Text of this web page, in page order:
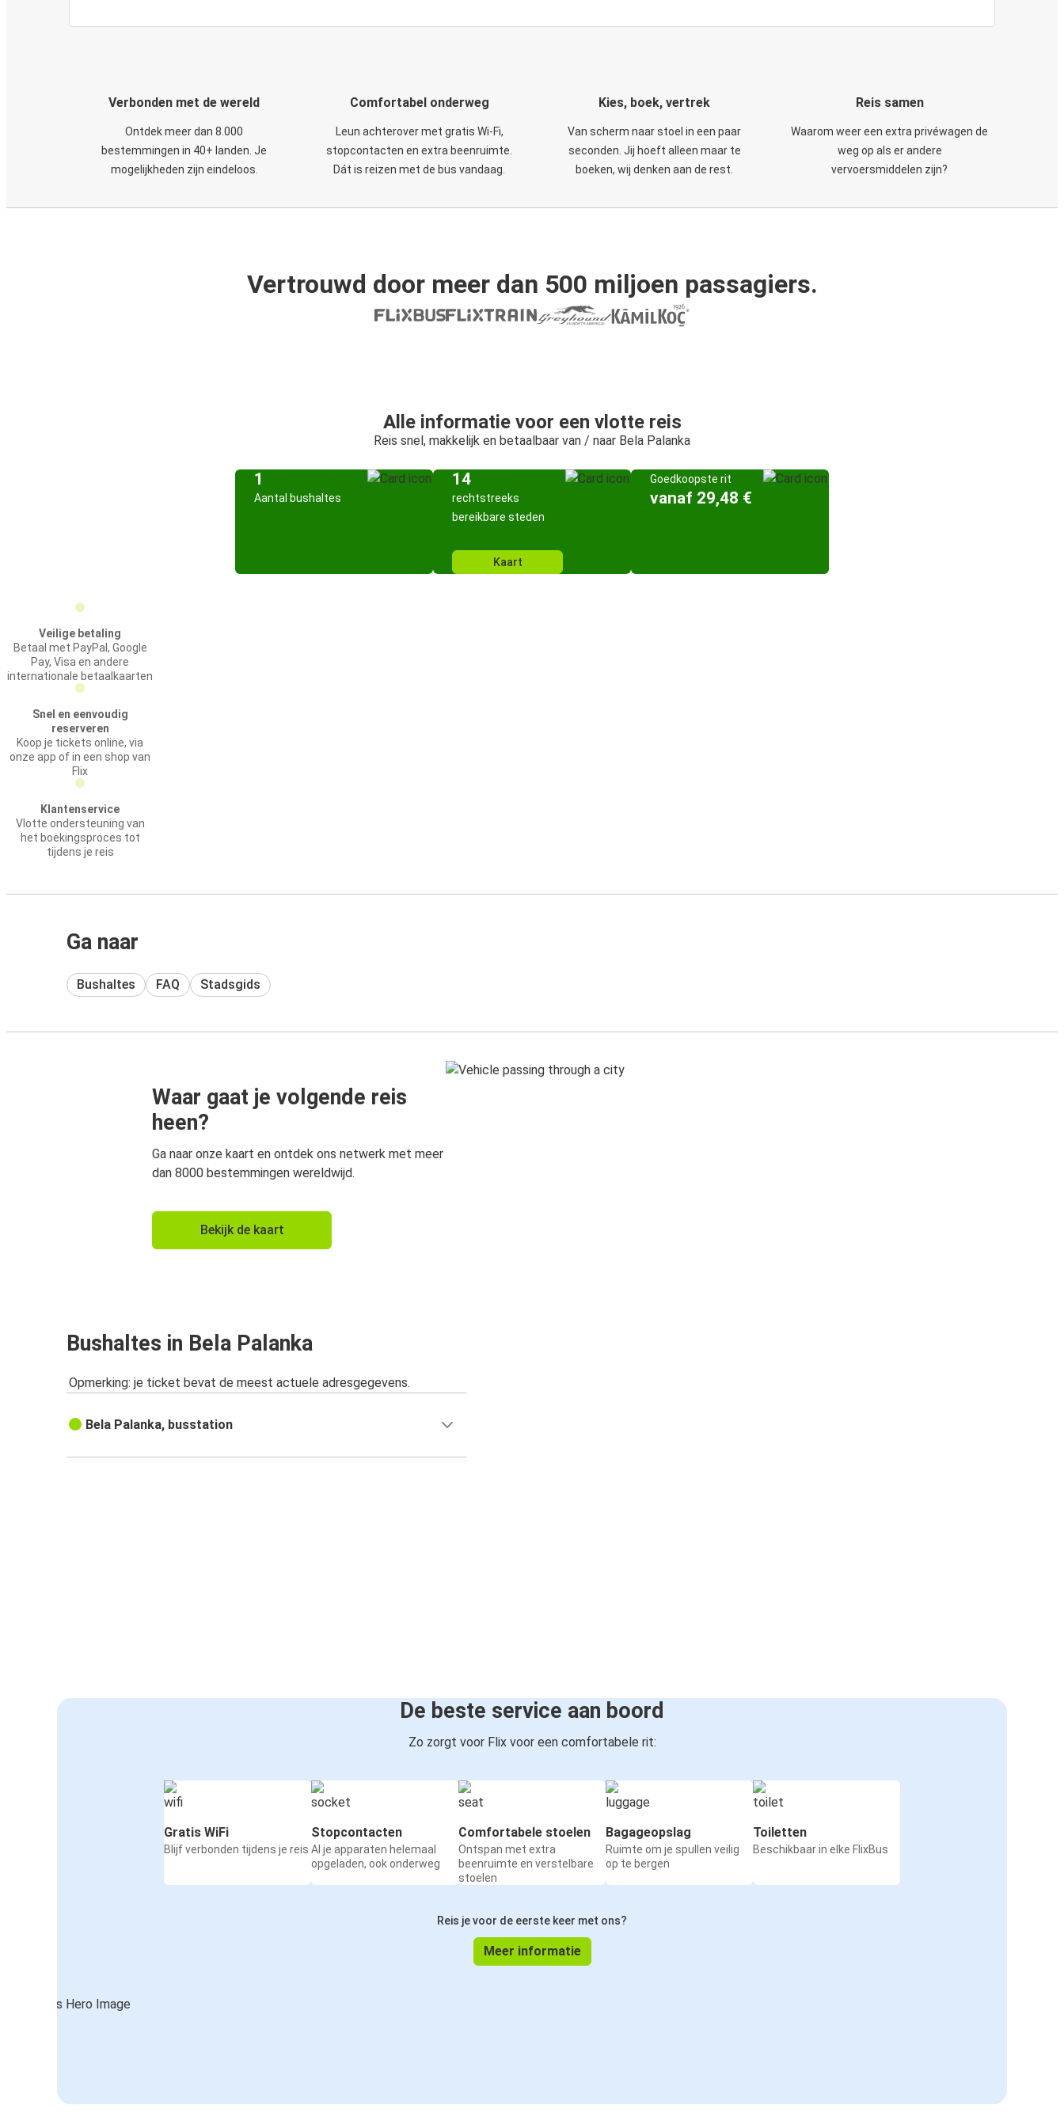
Verbonden met de wereld
Ontdek meer dan 8.000
bestemmingen in 40+ landen. Je
mogelijkheden zijn eindeloos.
Comfortabel onderweg
Leun achterover met gratis Wi-Fi,
stopcontacten en extra beenruimte.
Dát is reizen met de bus vandaag.
Kies, boek, vertrek
Van scherm naar stoel in een paar
seconden. Jij hoeft alleen maar te
boeken, wij denken aan de rest.
Reis samen
Waarom weer een extra privéwagen de
weg op als er andere
vervoersmiddelen zijn?
Vertrouwd door meer dan 500 miljoen passagiers.
Alle informatie voor een vlotte reis
Reis snel, makkelijk en betaalbaar van / naar Bela Palanka
1
Aantal bushaltes
14
rechtstreeks
bereikbare steden
Kaart
Goedkoopste rit
vanaf 29,48 €
Veilige betaling
Betaal met PayPal, Google
Pay, Visa en andere
internationale betaalkaarten
Snel en eenvoudig
reserveren
Koop je tickets online, via
onze app of in een shop van
Flix
Klantenservice
Vlotte ondersteuning van
het boekingsproces tot
tijdens je reis
Ga naar
Bushaltes FAQ Stadsgids
Waar gaat je volgende reis
heen?
Ga naar onze kaart en ontdek ons netwerk met meer
dan 8000 bestemmingen wereldwijd.
Bekijk de kaart
Bushaltes in Bela Palanka
Opmerking: je ticket bevat de meest actuele adresgegevens.
Bela Palanka, busstation
De beste service aan boord
Zo zorgt voor Flix voor een comfortabele rit:
Gratis WiFi
Blijf verbonden tijdens je reis
Stopcontacten
Al je apparaten helemaal
opgeladen, ook onderweg
Comfortabele stoelen
Ontspan met extra
beenruimte en verstelbare
stoelen
Bagageopslag
Ruimte om je spullen veilig
op te bergen
Toiletten
Beschikbaar in elke FlixBus
Reis je voor de eerste keer met ons?
Meer informatie